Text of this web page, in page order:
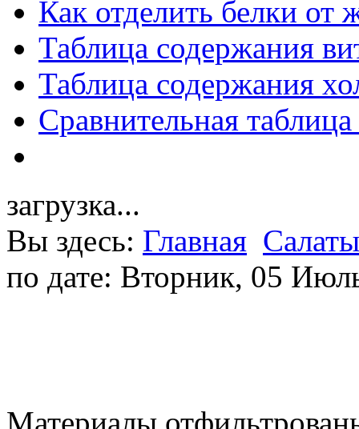
Как отделить белки от
Таблица содержания
Таблица содержания
Сравнительная
загрузка...
Вы здесь: Главная Салаты
по дате: Вторник, 05